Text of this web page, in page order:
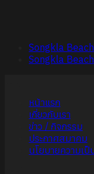
Songkla
Songkla
หน้าแรก
เกี่ยวกับเรา
ข่าว / กิจกรรม
ประกาศสมาคม
นโยบายความเ